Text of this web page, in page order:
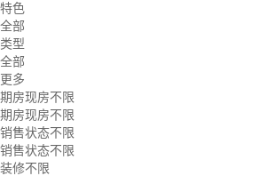
特色
全部
类型
全部
更多
期房现房不限
期房现房不限
销售状态不限
销售状态不限
装修不限